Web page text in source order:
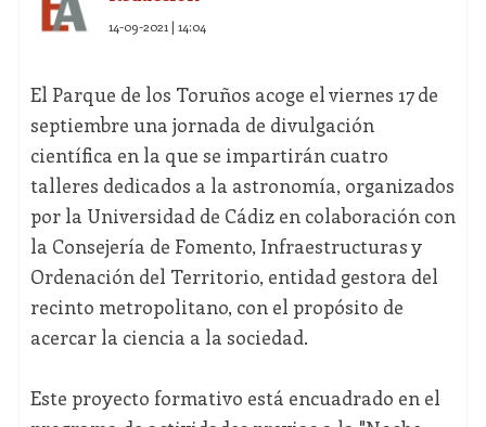
14-09-2021 | 14:04
El Parque de los Toruños acoge el viernes 17 de
septiembre una jornada de divulgación
científica en la que se impartirán cuatro
talleres dedicados a la astronomía, organizados
por la Universidad de Cádiz en colaboración con
la Consejería de Fomento, Infraestructuras y
Ordenación del Territorio, entidad gestora del
recinto metropolitano, con el propósito de
acercar la ciencia a la sociedad.
Este proyecto formativo está encuadrado en el